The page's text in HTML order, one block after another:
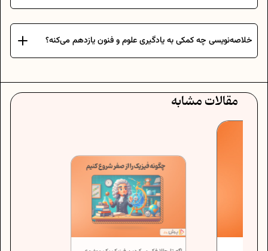
خلاصه‌نویسی چه کمکی به یادگیری علوم و فنون یازدهم می‌کنه؟
مقالات مشابه